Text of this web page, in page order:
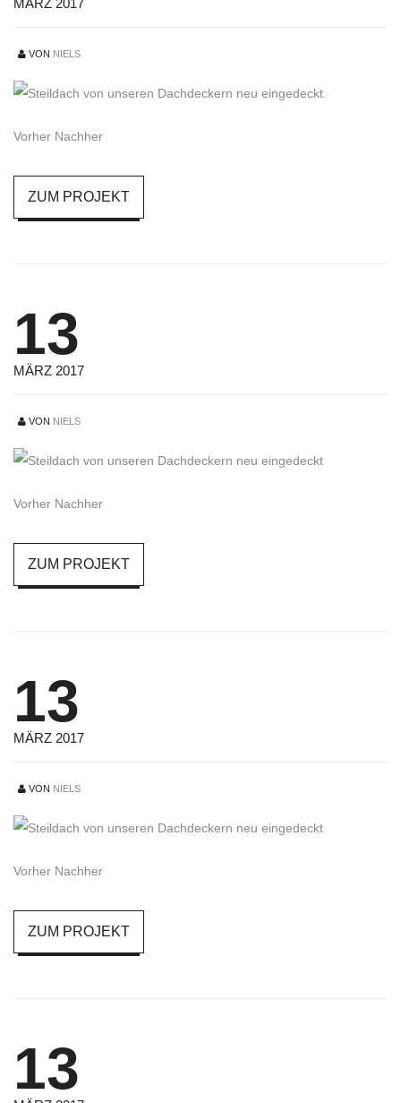
VON NIELS
Vorher Nachher
ZUM PROJEKT
13
MÄRZ 2017
VON NIELS
Vorher Nachher
ZUM PROJEKT
13
MÄRZ 2017
VON NIELS
Vorher Nachher
ZUM PROJEKT
13